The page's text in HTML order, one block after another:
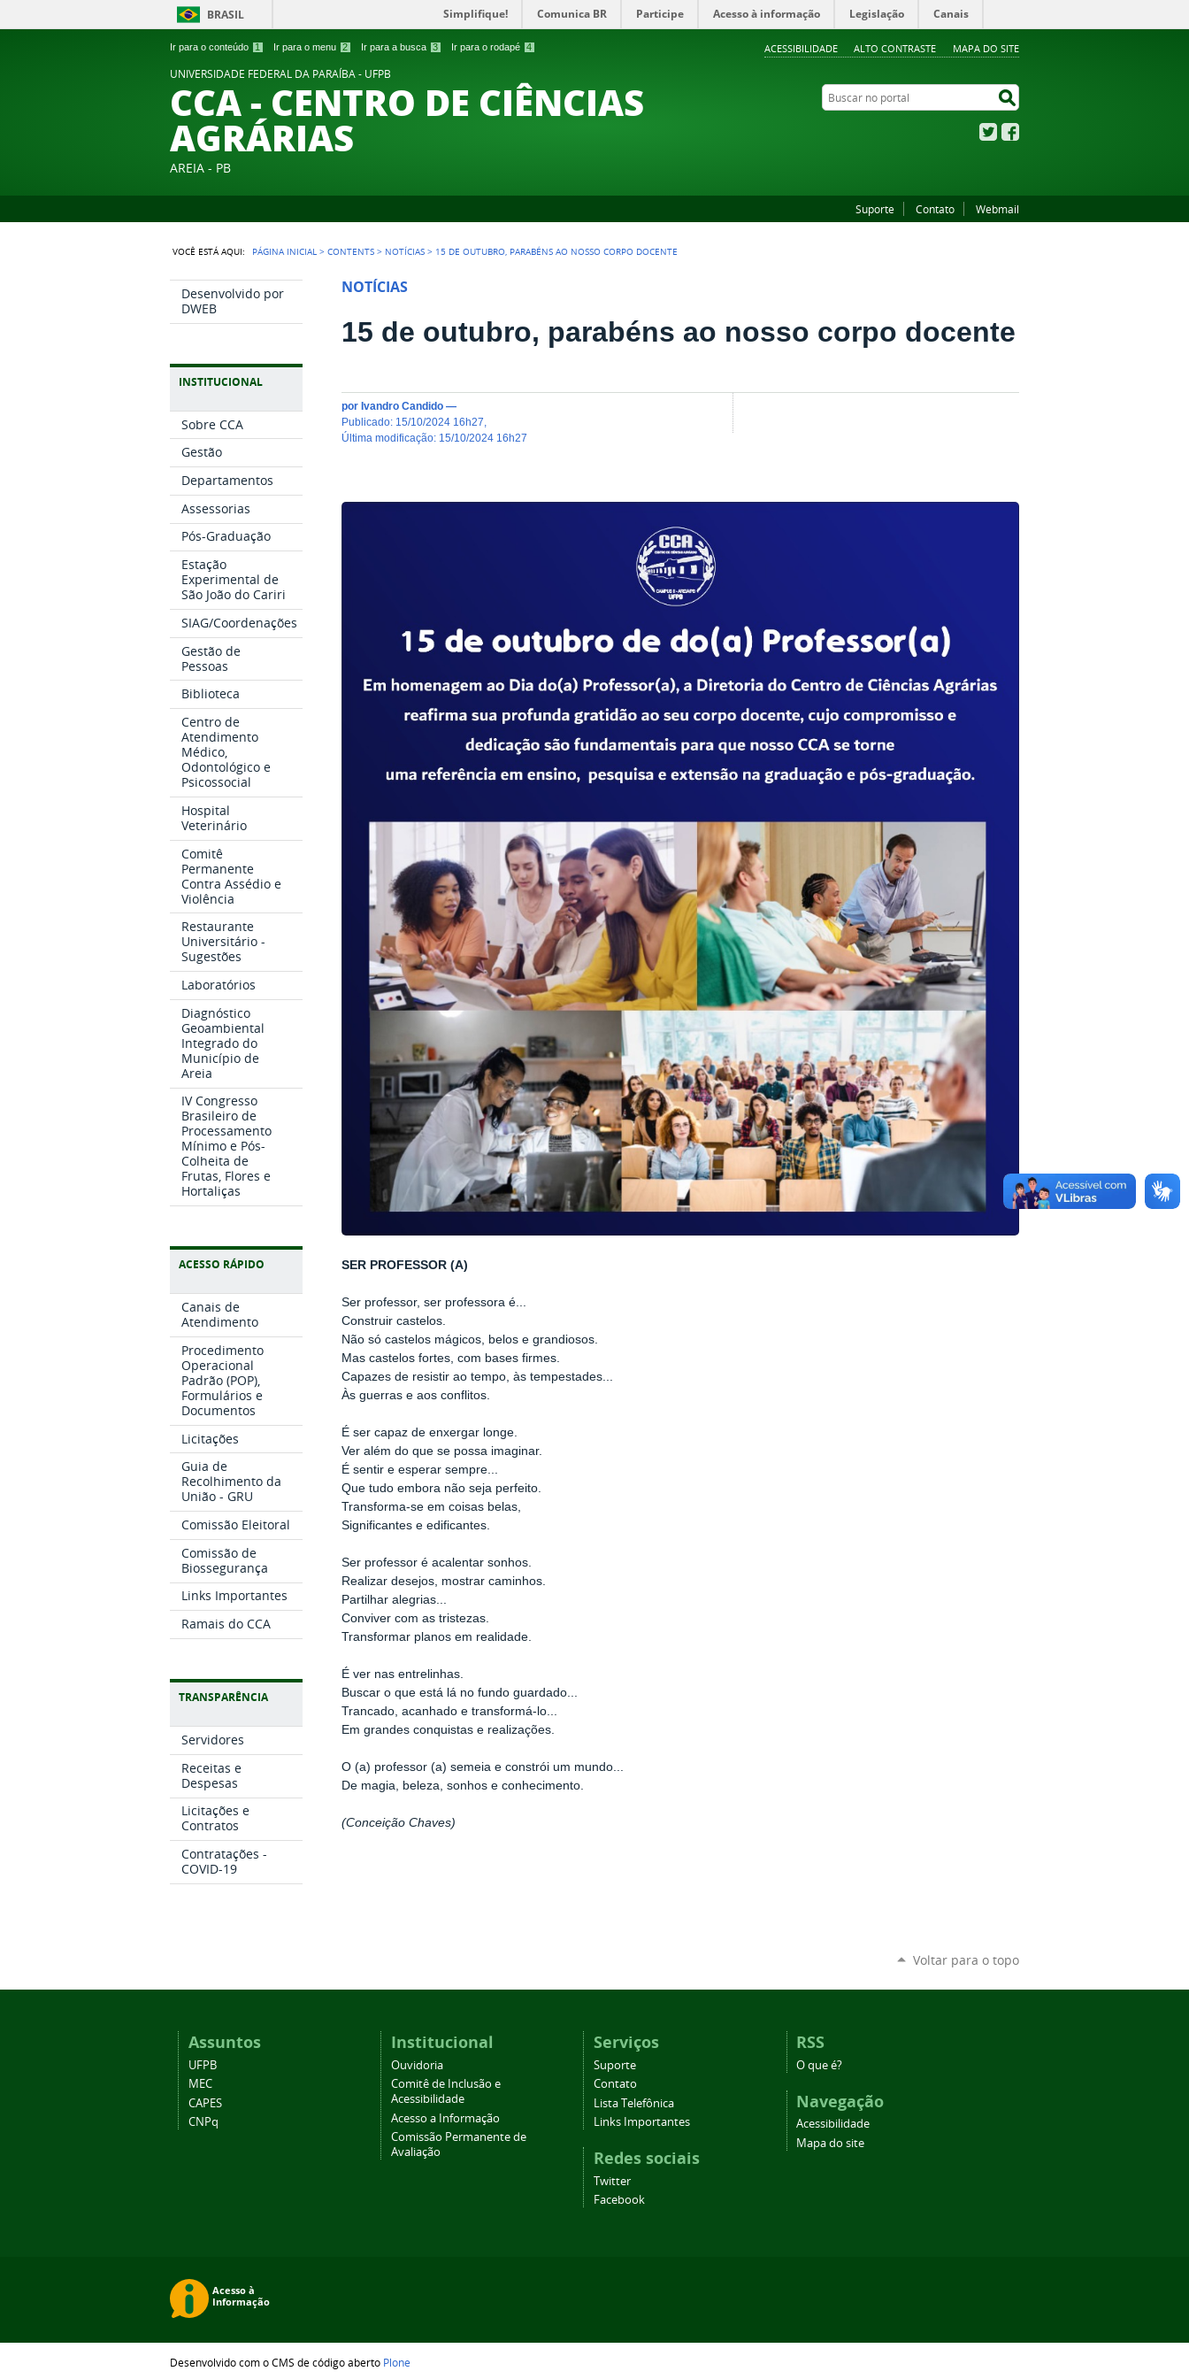
Ir para o conteúdo 1 Ir para o menu 2 Ir para a busca 3 Ir para o rodapé 4 ACESSIBILIDADE ALTO CONTRASTE MAPA DO SITE
BRASIL Simplifique! Comunica BR Participe Acesso à informação Legislação Canais
UNIVERSIDADE FEDERAL DA PARAÍBA - UFPB
CCA - CENTRO DE CIÊNCIAS
AGRÁRIAS
AREIA - PB
Buscar no portal
Twitter
Suporte Contato Webmail
VOCÊ ESTÁ AQUI: PÁGINA INICIAL >CONTENTS > NOTÍCIAS > 15 DE OUTUBRO, PARABÉNS AO NOSSO CORPO DOCENTE
Desenvolvido por
DWEB
INSTITUCIONAL
Sobre CCA
Gestão
Departamentos
Assessorias
Pós-Graduação
Estação
Experimental de
São João do Cariri
SIAG/Coordenações
Gestão de
Pessoas
Biblioteca
Centro de
Atendimento
Médico,
Odontológico e
Psicossocial
Hospital
Veterinário
Comitê
Permanente
Contra Assédio e
Violência
Restaurante
Universitário -
Sugestões
Laboratórios
Diagnóstico
Geoambiental
Integrado do
Município de
Areia
IV Congresso
Brasileiro de
Processamento
Mínimo e Pós-
Colheita de
Frutas, Flores e
Hortaliças
ACESSO RÁPIDO
Canais de
Atendimento
Procedimento
Operacional
Padrão (POP),
Formulários e
Documentos
Licitações
Guia de
Recolhimento da
União - GRU
Comissão Eleitoral
Comissão de
Biossegurança
Links Importantes
Ramais do CCA
TRANSPARÊNCIA
Servidores
Receitas e
Despesas
Licitações e
Contratos
Contratações -
COVID-19
NOTÍCIAS
15 de outubro, parabéns ao nosso corpo docente
por Ivandro Candido —
publicado: 15/10/2024 16h27
última modificação: 15/10/2024 16h27
SER PROFESSOR (A)
Ser professor, ser professora é...
Construir castelos.
Não só castelos mágicos, belos e grandiosos.
Mas castelos fortes, com bases firmes.
Capazes de resistir ao tempo, às tempestades...
Às guerras e aos conflitos.
É ser capaz de enxergar longe.
Ver além do que se possa imaginar.
É sentir e esperar sempre...
Que tudo embora não seja perfeito.
Transforma-se em coisas belas,
Significantes e edificantes.
Ser professor é acalentar sonhos.
Realizar desejos, mostrar caminhos.
Partilhar alegrias...
Conviver com as tristezas.
Transformar planos em realidade.
É ver nas entrelinhas.
Buscar o que está lá no fundo guardado...
Trancado, acanhado e transformá-lo...
Em grandes conquistas e realizações.
O (a) professor (a) semeia e constrói um mundo...
De magia, beleza, sonhos e conhecimento.
(Conceição Chaves)
Voltar para o topo
Assuntos
UFPB
MEC
CAPES
CNPq
Institucional
Ouvidoria
Comitê de Inclusão e
Acessibilidade
Acesso a Informação
Comissão Permanente de
Avaliação
Serviços
Suporte
Contato
Lista Telefônica
Links Importantes
Redes sociais
Twitter
Facebook
RSS
O que é?
Navegação
Acessibilidade
Mapa do site
Desenvolvido com o CMS de código aberto Plone